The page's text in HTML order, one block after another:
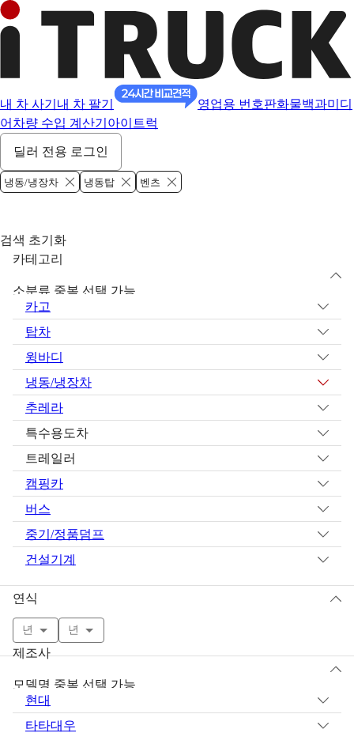
내 차 사기 내 차 팔기 영업용 번호판화물백과미디
어 차량 수입 계산기 아이트럭
딜러 전용 로그인
냉동/냉장차 냉동탑 벤츠
검색 초기화
카테고리
소분류 중복 선택 가능
카고
탑차
윙바디
냉동/냉장차
추레라
특수용도차
트레일러
캠핑카
버스
중기/정품덤프
건설기계
연식
년 년
제조사
모델명 중복 선택 가능
현대
타타대우